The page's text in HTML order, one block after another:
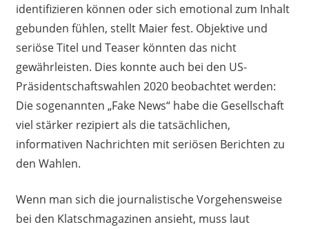
identifizieren können oder sich emotional zum Inhalt
gebunden fühlen, stellt Maierfest. Objektive und
seriöse Titel und Teaser könnten das nicht
gewährleisten. Dies konnteauch bei den US-
Präsidentschaftswahlen 2020 beobachtet werden:
Die sogenannten „Fake News“habe die Gesellschaft
viel stärker rezipiert als die tatsächlichen,
informativen Nachrichten mit seriösen Berichten zu
den Wahlen.
Wenn man sich die journalistische Vorgehensweise
bei den Klatschmagazinen ansieht, muss laut